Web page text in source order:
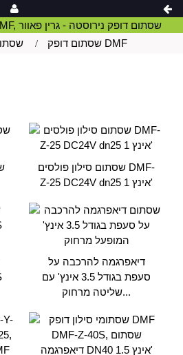
שסתום דופק DMF
שסתום סילון פולסים DMF-
Z-25 DC24V dn25 1 אינץ'
דיאפרגמה להרכבה על
סעפת בגודל 3.5 אינץ' עם
שליטה מרחוק...